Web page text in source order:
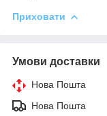
Приховати
Умови доставки
Нова Пошта
Нова Пошта